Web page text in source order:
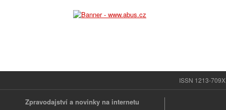
ISSN 1213-
Zpravodajství a novinky na internetu